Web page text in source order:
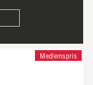
Medlemspris